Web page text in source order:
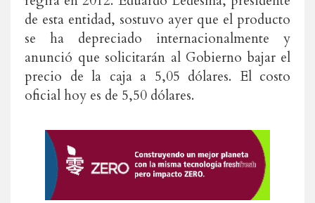
de esta entidad, sostuvo ayer que el producto
se ha depreciado internacionalmente y
anunció que solicitarán al Gobierno bajar el
precio de la caja a 5,05 dólares. El costo
oficial hoy es de 5,50 dólares.